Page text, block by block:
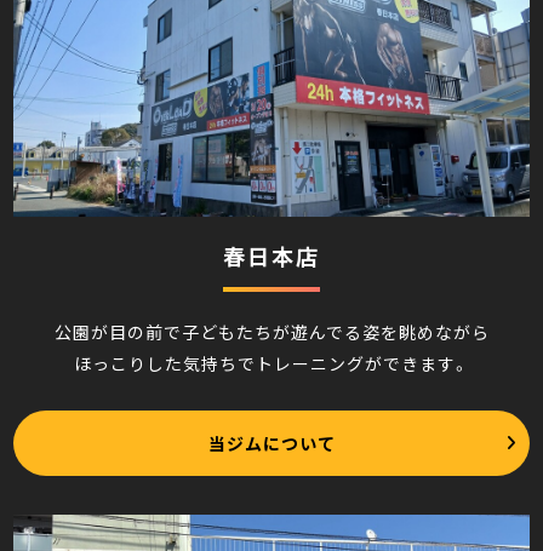
春日本店
公園が目の前で子どもたちが遊んでる姿を眺めながら
ほっこりした気持ちでトレーニングができます。
当ジムについて